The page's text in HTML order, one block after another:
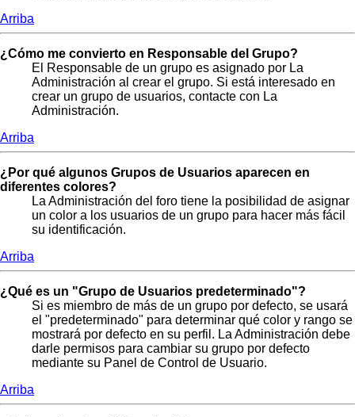
Arriba
¿Cómo me convierto en Responsable del Grupo?
El Responsable de un grupo es asignado por La
Administración al crear el grupo. Si está interesado en
crear un grupo de usuarios, contacte con La
Administración.
Arriba
¿Por qué algunos Grupos de Usuarios aparecen en
diferentes colores?
La Administración del foro tiene la posibilidad de asignar
un color a los usuarios de un grupo para hacer más fácil
su identificación.
Arriba
¿Qué es un "Grupo de Usuarios predeterminado"?
Si es miembro de más de un grupo por defecto, se usará
el "predeterminado" para determinar qué color y rango se
mostrará por defecto en su perfil. La Administración debe
darle permisos para cambiar su grupo por defecto
mediante su Panel de Control de Usuario.
Arriba